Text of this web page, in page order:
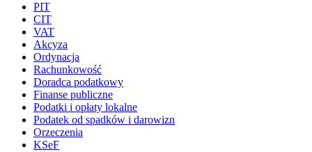
PIT
CIT
VAT
Akcyza
Ordynacja
Rachunkowość
Doradca podatkowy
Finanse publiczne
Podatki i opłaty lokalne
Podatek od spadków i darowizn
Orzeczenia
KSeF